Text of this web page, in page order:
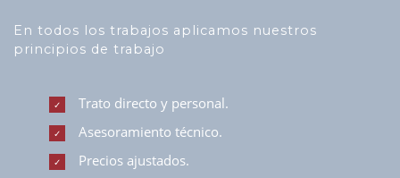
En todos los trabajos aplicamos nuestros
principios de trabajo
Trato directo y personal.
Asesoramiento técnico.
Precios ajustados.